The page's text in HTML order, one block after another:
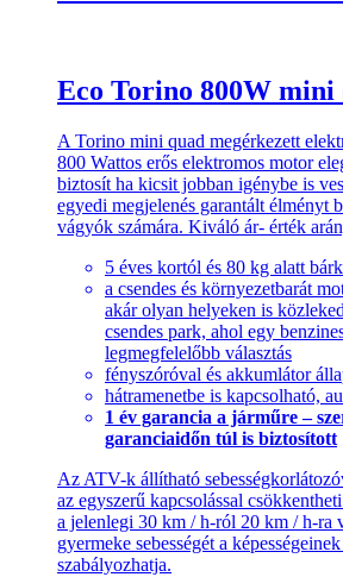
Eco Torino 800W mini
A Torino mini quad megérkezett
800 Wattos erős elektromos motor
biztosít ha kicsit jobban igénybe is
egyedi megjelenés garantált élményt
vágyók számára. Kiváló ár- érték
5 éves kortól és 80 kg alatt
a csendes és környezetbarát
akár olyan helyeken is
csendes park, ahol egy
legmegfelelőbb választás
fényszóróval és akkumlátor
hátramenetbe is kapcsolható,
1 év garancia a járműre –
garanciaidőn túl is biztosított
Az ATV-k állítható
az egyszerű kapcsolással
a jelenlegi 30 km / h-ról 20 km / h-ra
gyermeke sebességét a
szabályozhatja.